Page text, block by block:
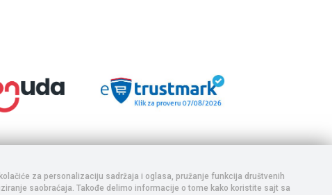
se vrše uplata i realizacija. Trudimo se da prikazani sadržaj
sadržaja, te Vas pozivamo da nas pozovete ukoliko postoji bilo
za personalizaciju sadržaja i oglasa, pružanje funkcija društvenih
saobraćaja. Takođe delimo informacije o tome kako koristite sajt sa